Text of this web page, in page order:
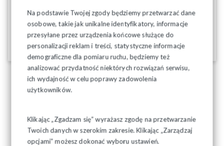
Na podstawie Twojej zgody będziemy przetwarzać dane
osobowe, takie jak unikalne identyfikatory, informacje
przesyłane przez urządzenia końcowe służące do
personalizacji reklam i treści, statystyczne informacje
demograficzne dla pomiaru ruchu, będziemy też
analizować przydatność niektórych rozwiązań serwisu,
ich wydajność w celu poprawy zadowolenia
użytkowników.
Klikając „Zgadzam się” wyrażasz zgodę na przetwarzanie
Twoich danych w szerokim zakresie. Klikając „Zarządzaj
opcjami” możesz dokonać wyboru ustawień.
01-12-2025